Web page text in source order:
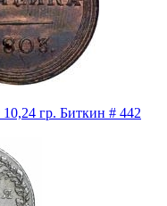
гр. Биткин # 442